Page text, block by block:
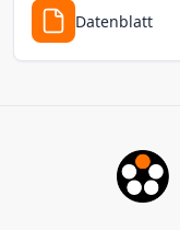
Datenblatt